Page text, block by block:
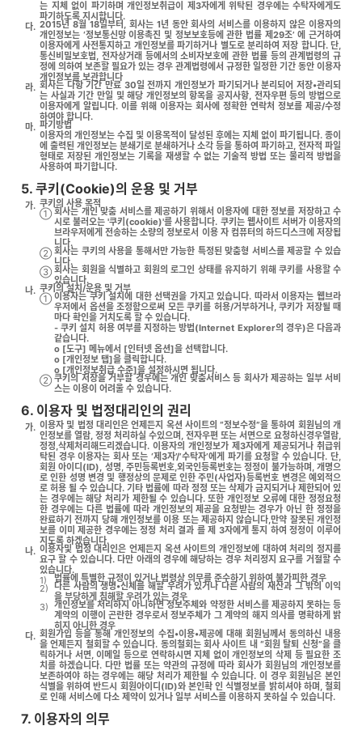
는 지체 없이 파기하며 개인정보취급이 제3자에게 위탁된 경우에는 수탁자에게도
파기하도록 지시합니다.
다. 2015년 8월 18일부터, 회사는 1년 동안 회사의 서비스를 이용하지 않은 이용자의
개인정보는 ‘정보통신망 이용촉진 및 정보보호등에 관한 법률 제29조’ 에 근거하여
이용자에게 사전통지하고 개인정보를 파기하거나 별도로 분리하여 저장 합니다. 단,
통신비밀보호법, 전자상거래 등에서의 소비자보호에 관한 법률 등의 관계법령의 규
정에 의하여 보존할 필요가 있는 경우 관계법령에서 규정한 일정한 기간 동안 이용자
개인정보를 보관합니다
라. 회사는 다항 기간 만료 30일 전까지 개인정보가 파기되거나 분리되어 저장•관리되
는 사실과 기간 만일 및 해당 개인정보의 항목을 공지사항, 전자우편 등의 방법으로
이용자에게 알립니다. 이를 위해 이용자는 회사에 정확한 연락처 정보를 제공/수정
하여야 합니다.
마. 파기방법
이용자의 개인정보는 수집 및 이용목적이 달성된 후에는 지체 없이 파기됩니다. 종이
에 출력된 개인정보는 분쇄기로 분쇄하거나 소각 등을 통하여 파기하고, 전자적 파일
형태로 저장된 개인정보는 기록을 재생할 수 없는 기술적 방법 또는 물리적 방법을
사용하여 파기합니다.
5. 쿠키(Cookie)의 운용 및 거부
가. 쿠키의 사용 목적
① 회사는 개인 맞춤 서비스를 제공하기 위해서 이용자에 대한 정보를 저장하고 수
시로 불러오는 '쿠키(cookie)'를 사용합니다. 쿠키는 웹사이트 서버가 이용자의
브라우저에게 전송하는 소량의 정보로서 이용 자 컴퓨터의 하드디스크에 저장됩
니다.
② 회사는 쿠키의 사용을 통해서만 가능한 특정된 맞춤형 서비스를 제공할 수 있습
니다.
③ 회사는 회원을 식별하고 회원의 로그인 상태를 유지하기 위해 쿠키를 사용할 수
있습니다.
나. 쿠키의 설치/운용 및 거부
① 이용자는 쿠키 설치에 대한 선택권을 가지고 있습니다. 따라서 이용자는 웹브라
우저에서 옵션을 조정함으로써 모든 쿠키를 허용/거부하거나, 쿠키가 저장될 때
마다 확인을 거치도록 할 수 있습니다.
- 쿠키 설치 허용 여부를 지정하는 방법(Internet Explorer의 경우)은 다음과
같습니다.
o [도구] 메뉴에서 [인터넷 옵션]을 선택합니다.
o [개인정보 탭]을 클릭합니다.
o [개인정보취급 수준]을 설정하시면 됩니다.
② 쿠키의 저장을 거부할 경우에는 개인 맞춤서비스 등 회사가 제공하는 일부 서비
스는 이용이 어려울 수 있습니다.
6. 이용자 및 법정대리인의 권리
가. 이용자 및 법정 대리인은 언제든지 옥션 사이트의 “정보수정”을 통하여 회원님의 개
인정보를 열람, 정정 처리하실 수있으며, 전자우편 또는 서면으로 요청하신경우열람,
정정,삭제처리해드리겠습니다. 이용자의 개인정보가 제3자에게 제공되거나 취급위
탁된 경우 이용자는 회사 또는 ‘제3자’/’수탁자’에게 파기를 요청할 수 있습니다. 단,
회원 아이디(ID), 성명, 주민등록번호,외국인등록번호는 정정이 불가능하며, 개명으
로 인한 성명 변경 및 행정상의 문제로 인한 주민(사업자)등록번호 변경은 예외적으
로 허용 될 수 있습니다. 기타 법률에 따라 정정 또는 삭제가 금지되거나 제한되어 있
는 경우에는 해당 처리가 제한될 수 있습니다. 또한 개인정보 오류에 대한 정정요청
한 경우에는 다른 법률에 따라 개인정보의 제공을 요청받는 경우가 아닌 한 정정을
완료하기 전까지 당해 개인정보를 이용 또는 제공하지 않습니다,만약 잘못된 개인정
보를 이미 제공한 경우에는 정정 처리 결과 를 제 3자에게 통지 하여 정정이 이루어
지도록 하겠습니다.
나. 이용자및 법정 대리인은 언제든지 옥션 사이트의 개인정보에 대하여 처리의 정지를
요구 할 수 있습니다. 다만 아래의 경우에 해당하는 경우 처리정지 요구를 거절할 수
있습니다.
1)
법률에 특별한 규정이 있거나 법령상 의무를 준수하기 위하여 불가피한 경우
2) 다른 사람의 생명•신체를 해할 우려가 있거나 다른 사람의 재산과 그 밖의 이익
을 부당하게 침해할 우려가 있는 경우
3) 개인정보를 처리하지 아니하면 정보주체와 약정한 서비스를 제공하지 못하는 등
계약의 이행이 곤란한 경우로서 정보주체가 그 계약의 해지 의사를 명확하게 밝
히지 아니한 경우
다. 회원가입 등을 통해 개인정보의 수집•이용•제공에 대해 회원님께서 동의하신 내용
을 언제든지 철회할 수 있습니다. 동의철회는 회사 사이트 내 “회원 탈퇴 신청”을 클
릭하거나 서면, 이메일 등으로 연락하시면 지체 없이 개인정보의 삭제 등 필요한 조
치를 하겠습니다. 다만 법률 또는 약관의 규정에 따라 회사가 회원님의 개인정보를
보존하여야 하는 경우에는 해당 처리가 제한될 수 있습니다. 이 경우 회원님은 본인
식별을 위하여 반드시 회원아이디(ID)와 본인확 인 식별정보를 밝히셔야 하며, 철회
로 인해 서비스에 다소 제약이 있거나 일부 서비스를 이용하지 못하실 수 있습니다.
7. 이용자의 의무